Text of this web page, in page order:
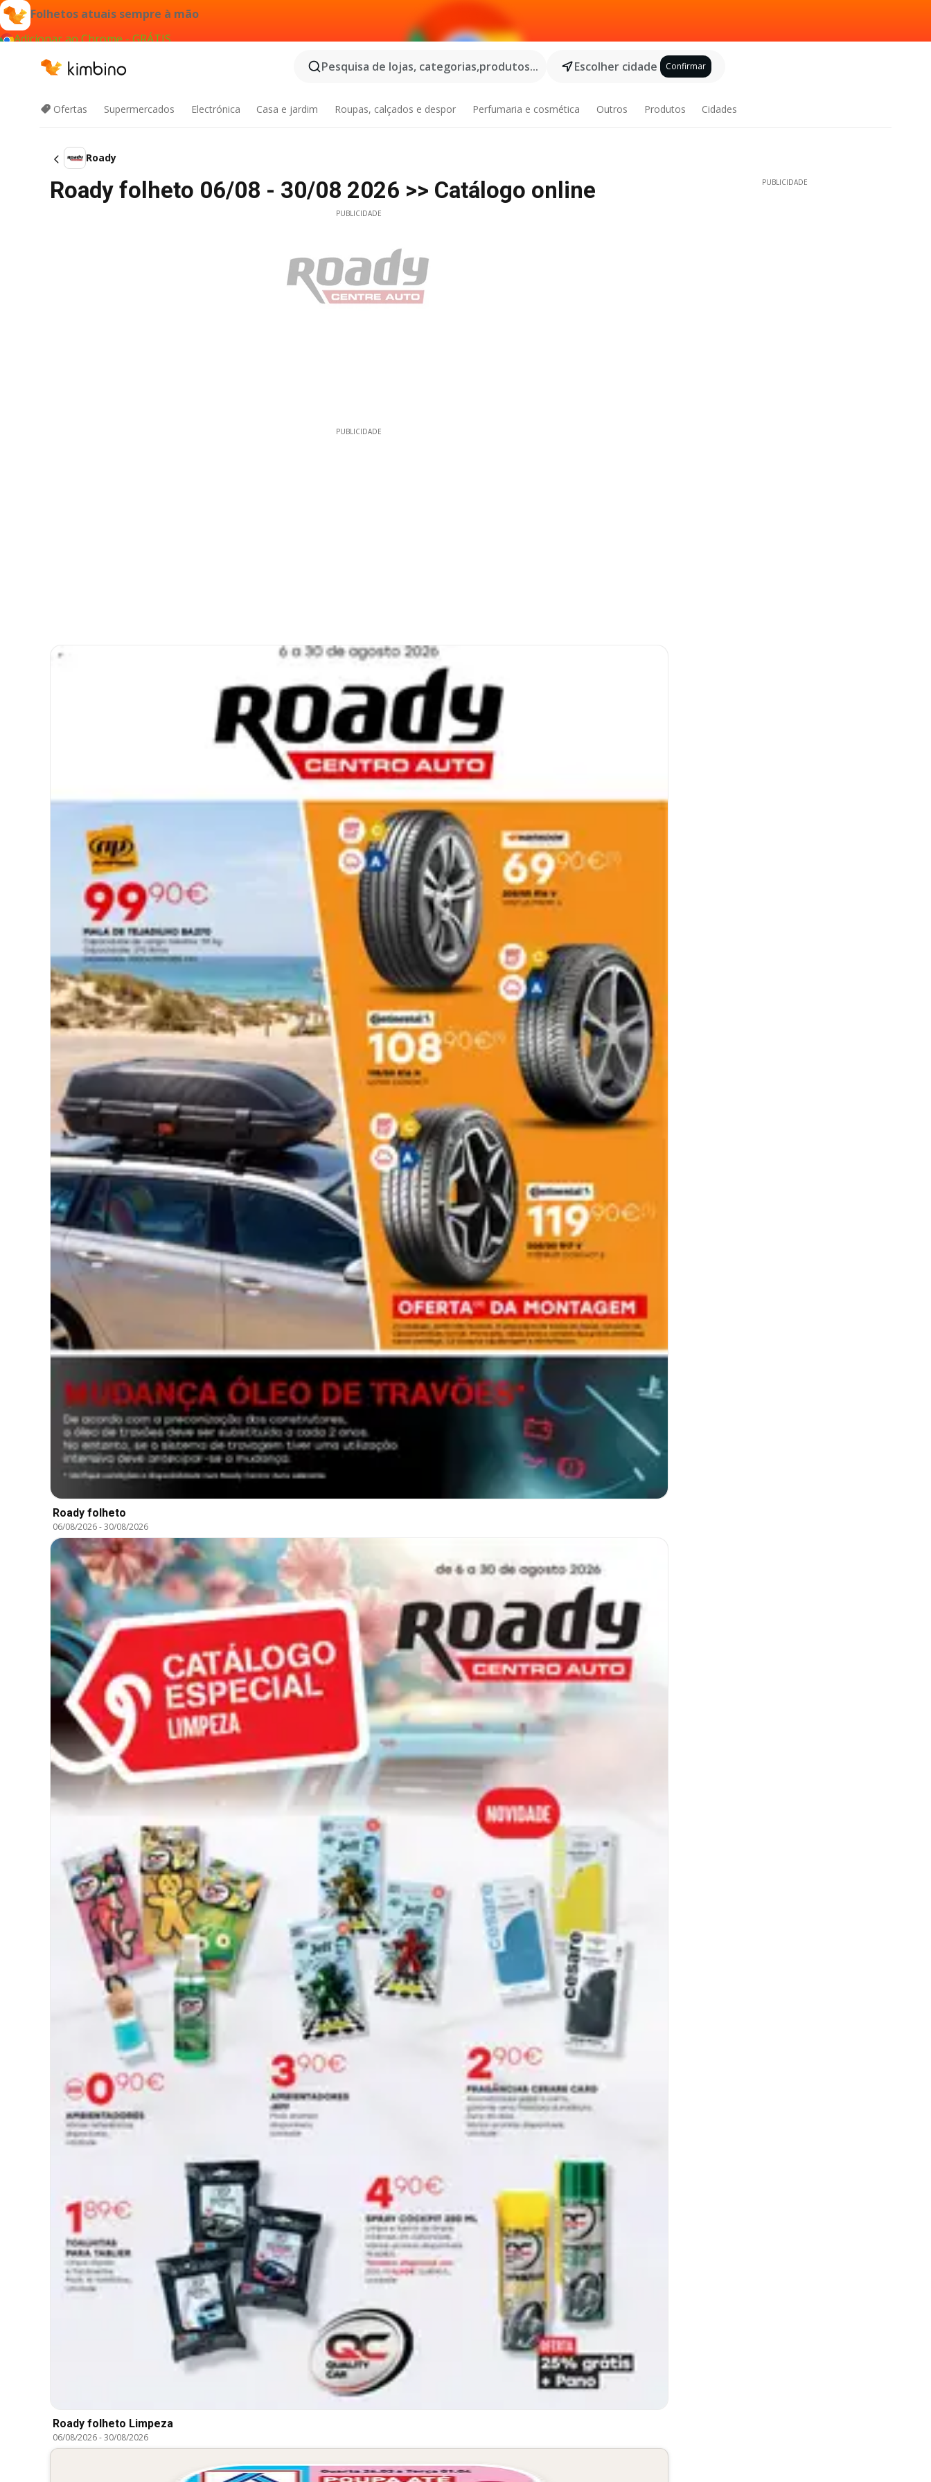
Folhetos atuais sempre à mão
Adicionar ao Chrome - GRÁTIS
Pesquisa de lojas, categorias,produtos...
Escolher cidade Confirmar
Ofertas Supermercados Electrónica Casa e jardim Roupas, calçados e despor Perfumaria e cosmética Outros Produtos Cidades
Roady
Roady folheto 06/08 - 30/08 2026 >> Catálogo online
PUBLICIDADE
PUBLICIDADE
Roady folheto
06/08/2026-30/08/2026
Roady folheto Limpeza
06/08/2026-30/08/2026
PUBLICIDADE